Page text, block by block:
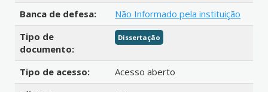
Banca de defesa:
Não Informado pela instituição
Tipo de
documento:
Dissertação
Tipo de acesso:
Acesso aberto